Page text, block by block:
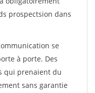
prospectsion dans
se
à porte. Des
qui prenaient du
sans garantie